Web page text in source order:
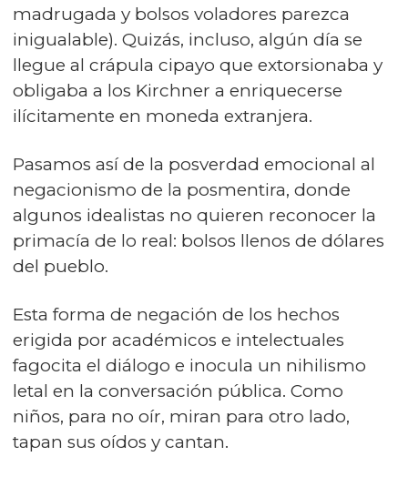
madrugada y bolsos voladores parezca
inigualable). Quizás, incluso, algún día se
llegue al crápula cipayo que extorsionaba y
obligaba a los Kirchner a enriquecerse
ilícitamente en moneda extranjera.
Pasamos así de la posverdad emocional al
negacionismo de la posmentira, donde
algunos idealistas no quieren reconocer la
primacía de lo real: bolsos llenos de dólares
del pueblo.
Esta forma de negación de los hechos
erigida por académicos e intelectuales
fagocita el diálogo e inocula un nihilismo
letal en la conversación pública. Como
niños, para no oír, miran para otro lado,
tapan sus oídos y cantan.